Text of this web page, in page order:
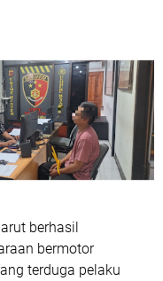
berhasil
bermotor
terduga pelaku